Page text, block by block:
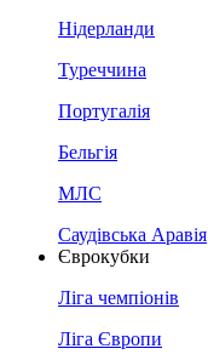
Нідерланди
Туреччина
Португалія
Бельгія
МЛС
Саудівська Аравія
Єврокубки
Ліга чемпіонів
Ліга Європи